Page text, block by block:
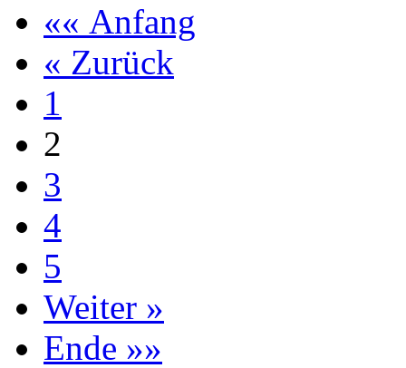
«« Anfang
« Zurück
1
2
3
4
5
Weiter »
Ende »»